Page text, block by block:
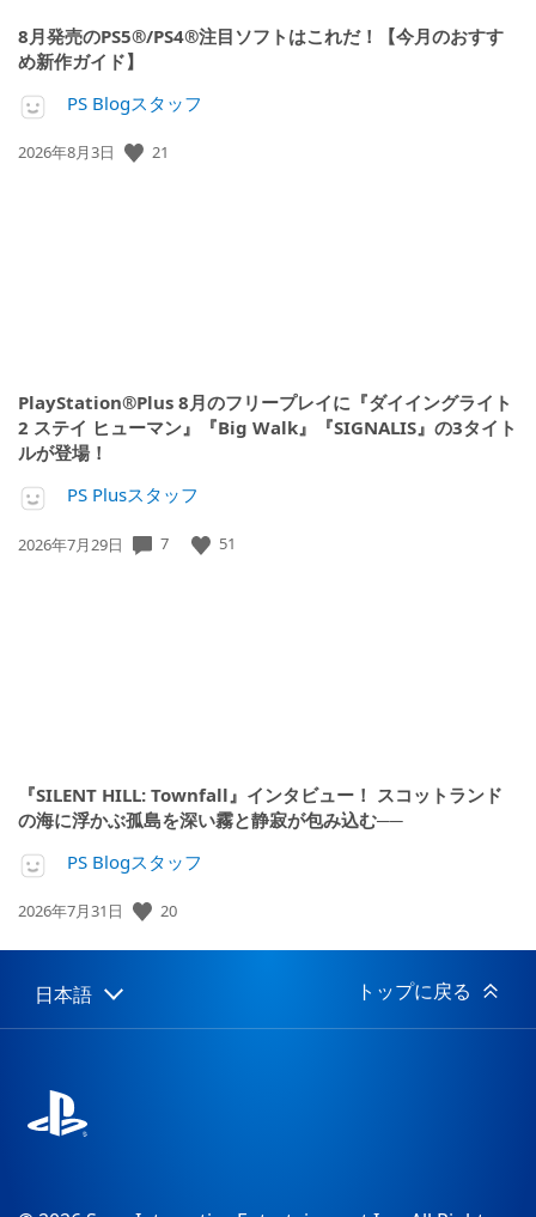
8月発売のPS5®/PS4®注目ソフトはこれだ！【今月のおすす
め新作ガイド】
PS Blogスタッフ
公
2026年8月3日 21
PlayStation®Plus 8月のフリープレイに『ダイイングライト
2 ステイ ヒューマン』『Big Walk』『SIGNALIS』の3タイト
ルが登場！
PS Plusスタッフ
公
2026年7月29日 7 51
『SILENT HILL: Townfall』インタビュー！ スコットランド
の海に浮かぶ孤島を深い霧と静寂が包み込む──
PS Blogスタッフ
公
日:
2026年7月31日 20
Select
a
Current
region:
日本語 トップに戻る